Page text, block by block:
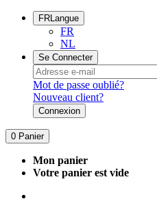
FRLangue
FR
NL
Se Connecter
Mot de passe oublié?
Nouveau client?
Connexion
0 Panier
Mon panier
Votre panier est vide